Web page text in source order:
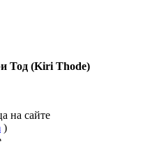
Тод (Kiri Thode)
на сайте
)